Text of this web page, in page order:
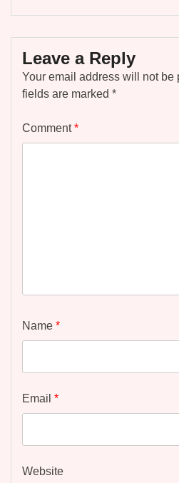
Leave a Reply
Your email address will not be
fields are marked *
Comment*
Name *
Email *
Website